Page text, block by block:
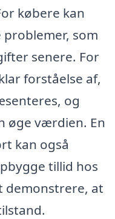
købere kan
som
senere. For
forståelse af,
og
øge værdien. En
kan også
tillid hos
demonstrere, at